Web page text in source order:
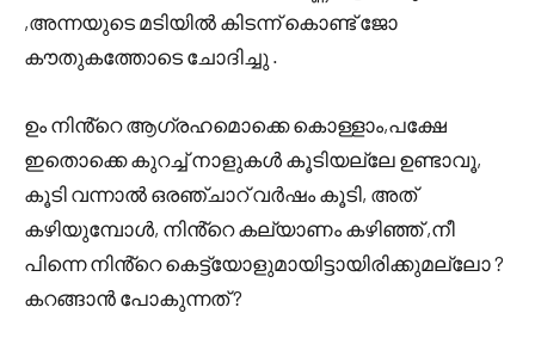
,അന്നയുടെ മടിയിൽ കിടന്ന് കൊണ്ട് ജോ
കൗതുകത്തോടെ ചോദിച്ചു .
ഉം നിൻ്റെ ആഗ്രഹമൊക്കെ കൊള്ളാം,പക്ഷേ
ഇതൊക്കെ കുറച്ച് നാളുകൾ കൂടിയല്ലേ ഉണ്ടാവൂ,
കൂടി വന്നാൽ ഒരഞ്ചാറ് വർഷം കൂടി, അത്
കഴിയുമ്പോൾ, നിൻ്റെ കല്യാണം കഴിഞ്ഞ് ,നീ
പിന്നെ നിൻ്റെ കെട്ട്യോളുമായിട്ടായിരിക്കുമല്ലോ ?
കറങ്ങാൻ പോകുന്നത് ?